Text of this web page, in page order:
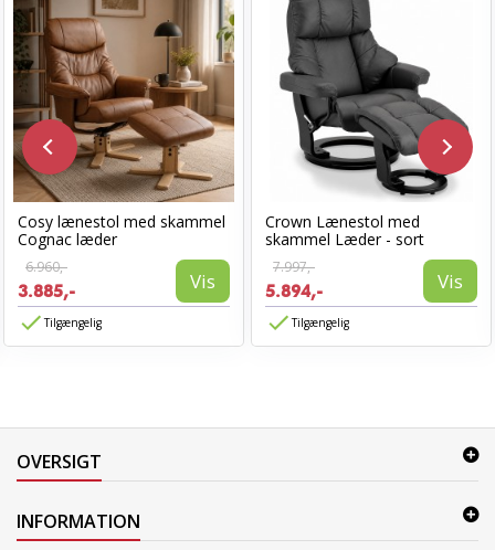
Cosy lænestol med skammel
Cognac læder
6.960,-
3.885,- Vis
Tilgængelig
Crown Lænestol med
skammel Læder - sort
7.997,-
5.894,- Vis
Tilgængelig
OVERSIGT
INFORMATION